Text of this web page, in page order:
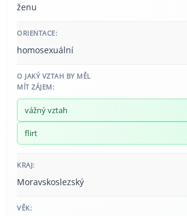
ženu
ORIENTACE:
homosexuální
O JAKÝ VZTAH BY MĚL
MÍT ZÁJEM:
vážný vztah
flirt
KRAJ:
Moravskoslezský
VĚK: